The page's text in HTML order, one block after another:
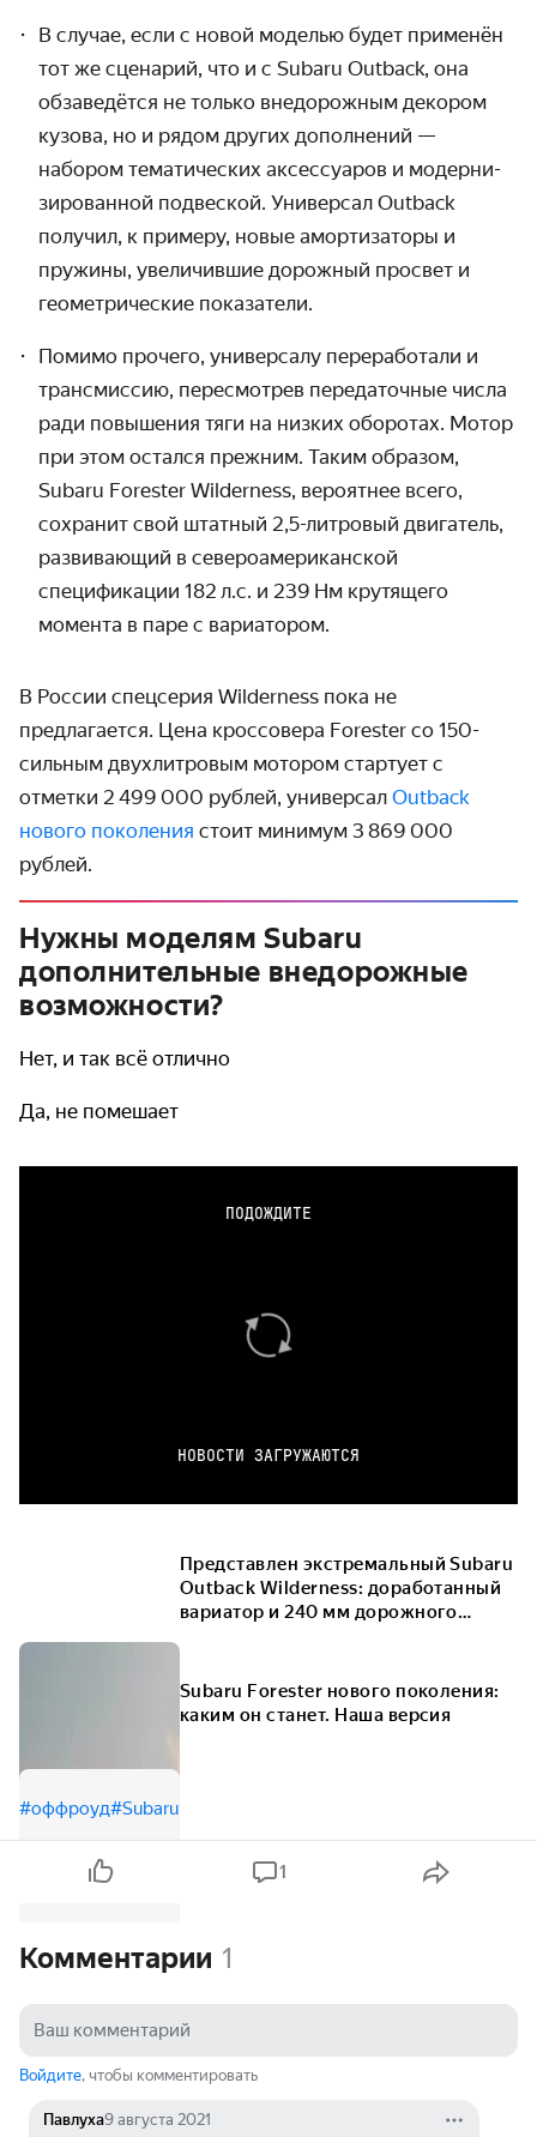
В случае, если с новой моделью будет применён
тот же сценарий, что и с Subaru Outback, она
обзаведётся не только внедорожным декором
кузова, но и рядом других дополнений —
набором тематических аксес­суаров и модерни­
зированной подвеской. Универсал Outback
получил, к примеру, новые аморти­заторы и
пружины, увеличившие дорожный просвет и
геометриче­ские показатели.
Помимо прочего, универсалу переработали и
трансмиссию, пересмотрев передаточные числа
ради повышения тяги на низких оборотах. Мотор
при этом остался прежним. Таким образом,
Subaru Forester Wilderness, вероятнее всего,
сохранит свой штатный 2,5-литровый двигатель,
развивающий в северо­американской
спецификации 182 л.с. и 239 Нм крутящего
момента в паре с вариатором.
В России спецсерия Wilderness пока не
предлагается. Цена кроссовера Forester со 150-
сильным двухлитровым мотором стартует с
отметки 2 499 000 рублей, универсал Outback
нового поколения стоит минимум 3 869 000
рублей.
Нужны моделям Subaru
дополнительные внедорожные
возможности?
Нет, и так всё отлично
Да, не помешает
ПОДОЖДИТЕ
НОВОСТИ ЗАГРУЖАЮТСЯ
Представлен экстремальный Subaru
Outback Wilderness: доработанный
вариатор и 240 мм дорожного
Subaru Forester нового поколения:
каким он станет. Наша версия
#оффроуд#Subaru
1
Комментарии 1
Войдите, чтобы комментировать
Павлуха9 августа 2021